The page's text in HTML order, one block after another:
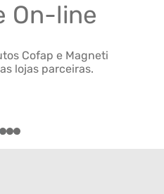
On-line
Cofap e Magneti
lojas parceiras.
234